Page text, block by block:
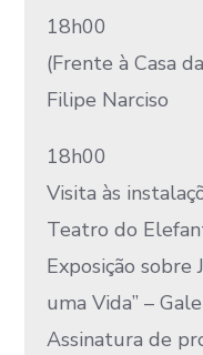
18h00
(Frente à Casa
Filipe Narciso
18h00
Visita às
Teatro do
Exposição sobre
uma Vida” –
Assinatura de